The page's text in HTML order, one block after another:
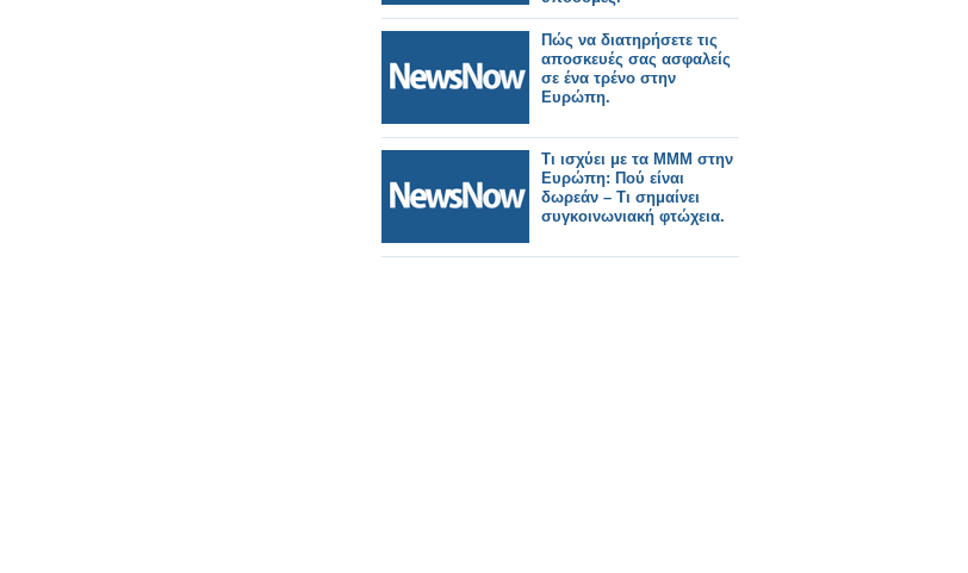
Πώς να διατηρήσετε τις
αποσκευές σας ασφαλείς
σε ένα τρένο στην
Ευρώπη.
Τι ισχύει με τα ΜΜΜ στην
Ευρώπη: Πού είναι
δωρεάν – Tι σημαίνει
συγκοινωνιακή φτώχεια.